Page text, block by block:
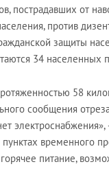
пострадавших от
против
защиты
34 населенных
58
сообщения
временного
питание,